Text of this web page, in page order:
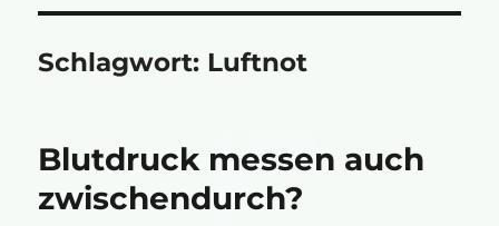
Schlagwort: Luftnot
Blutdruck messen auch
zwischendurch?